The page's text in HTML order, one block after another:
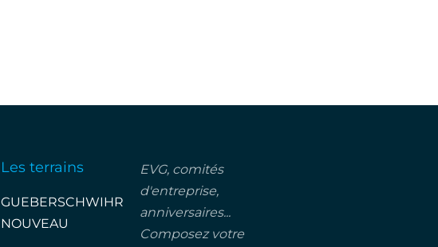
Les terrains
GUEBERSCHWIHR
NOUVEAU
EVG, comités
d'entreprise,
anniversaires...
Composez votre